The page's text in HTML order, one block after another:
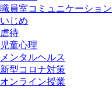
職員室コミュニケーション
いじめ
虐待
児童心理
メンタルヘルス
新型コロナ対策
オンライン授業